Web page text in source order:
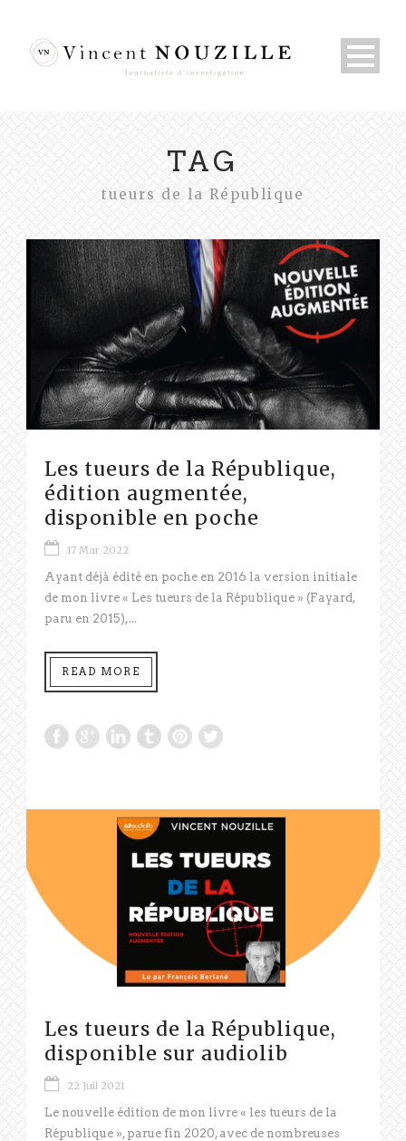
TAG
tueurs de la République
Les tueurs de la République,
édition augmentée,
disponible en poche
17 Mar 2022
Ayant déjà édité en poche en 2016 la version initiale
de mon livre « Les tueurs de la République » (Fayard,
paru en 2015),...
READ MORE
Les tueurs de la République,
disponible sur audiolib
22 Juil 2021
Le nouvelle édition de mon livre « les tueurs de la
République », parue fin 2020, avec de nombreuses